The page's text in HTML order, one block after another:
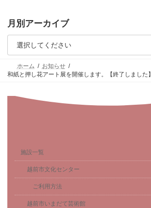
月別アーカイブ
ホーム
お知らせ
和紙と押し花アート展を開催します。【終了しました】
施設一覧
越前市文化センター
ご利用方法
越前市いまだて芸術館